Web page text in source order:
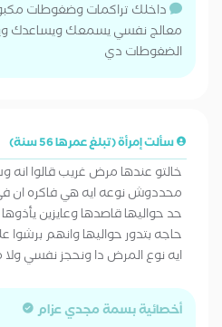
داخلك تراكمات وضغوطات
معالج نفسي يسمعك ويساعدك
الضغوطات دي
سألت إمرأة (تبلغ عمرها 56 سنة)
خالتو عندها مرض غريب قالوا
محددوش نوعه ايه هي فاكره ان
حد حواليها قاصدها وعايزين
حاجه بتدور حواليها وانهم
ايه نوع المرض دا ونحجز نفسي
أخصائية بسمة مجدي عزام